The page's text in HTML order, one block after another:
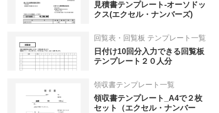
見積書テンプレート-オーソドッ
クス(エクセル・ナンバーズ)
回覧表・回覧板 テンプレート一覧
日付け10回分入力できる回覧板
テンプレート２０人分
領収書テンプレート一覧
領収書テンプレート_A4で２枚
セット（エクセル・ナンバー